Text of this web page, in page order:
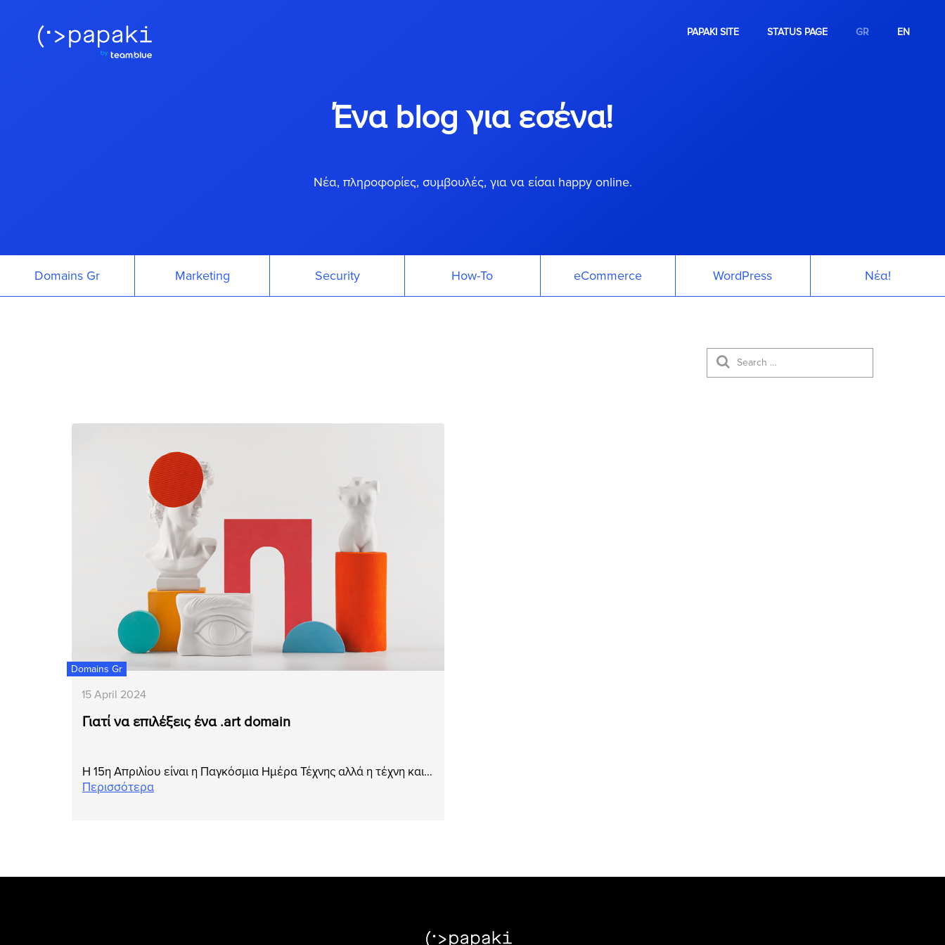
PAPAKI SITE STATUS PAGE GR EN
Ένα blog για εσένα!
Νέα, πληροφορίες, συμβουλές, για να είσαι happy online.
Domains Gr Marketing Security How-To eCommerce WordPress Νέα!
Domains Gr
15 April 2024
Γιατί να επιλέξεις ένα .art domain
Η 15η Απριλίου είναι η Παγκόσμια Ημέρα Τέχνης αλλά η τέχνη και…
Περισσότερα